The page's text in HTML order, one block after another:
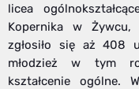
licea
Kopernika w
zgłosiło się aż 408
młodzież w tym
kształcenie ogólne.